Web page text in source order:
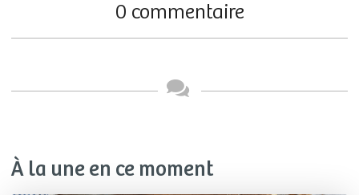
0 commentaire
À la une en ce moment